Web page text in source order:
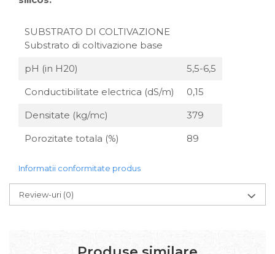
SUBSTRATO DI COLTIVAZIONE
Substrato di coltivazione base
pH (in H20)
5,5-6,5
Conductibilitate electrica (dS/m)
0,15
Densitate (kg/mc)
379
Porozitate totala (%)
89
Informatii conformitate produs
Review-uri (0)